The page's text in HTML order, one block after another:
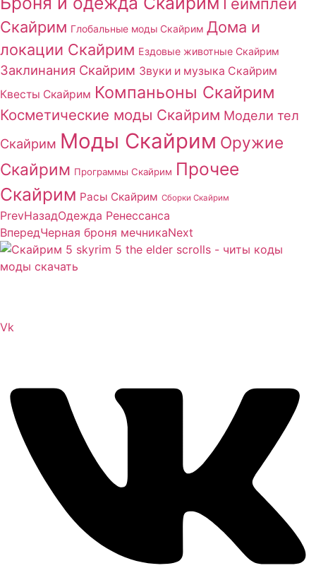
Скайрим Глобальные моды Скайрим Дома и
локации Скайрим Ездовые животные Скайрим
Заклинания Скайрим Звуки и музыка Скайрим
Квесты Скайрим Компаньоны Скайрим
Косметические моды Скайрим Модели тел
Скайрим Моды Скайрим Оружие
Скайрим Программы Скайрим Прочее
Скайрим Расы Скайрим Сборки Скайрим
PrevНазадОдежда Ренессанса
ВпередЧерная броня мечникаNext
Vk